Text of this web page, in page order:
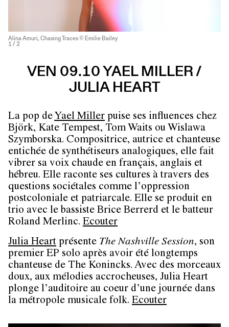
Alina Amuri, Chasing Traces © Emilie Bailey
1 / 2
VEN 09.10 YAEL MILLER /
JULIA HEART
La pop de Yael Miller puise ses influences chez
Björk, Kate Tempest, Tom Waits ou Wislawa
Szymborska. Compositrice, autrice et chanteuse
entichée de synthétiseurs analogiques, elle fait
vibrer sa voix chaude en français, anglais et
hébreu. Elle raconte ses cultures à travers des
questions sociétales comme l’oppression
postcoloniale et patriarcale. Elle se produit en
trio avec le bassiste Brice Berrerd et le batteur
Roland Merlinc. Ecouter
Julia Heart présente The Nashville Session, son
premier EP solo après avoir été longtemps
chanteuse de The Konincks. Avec des morceaux
doux, aux mélodies accrocheuses, Julia Heart
plonge l’auditoire au coeur d’une journée dans
la métropole musicale folk. Ecouter